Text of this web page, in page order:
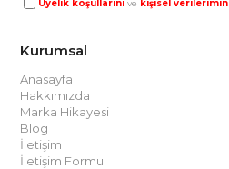
Üyelik koşullarını ve kişisel verilerimin
Kurumsal
Anasayfa
Hakkımızda
Marka Hikayesi
Blog
İletişim
İletişim Formu